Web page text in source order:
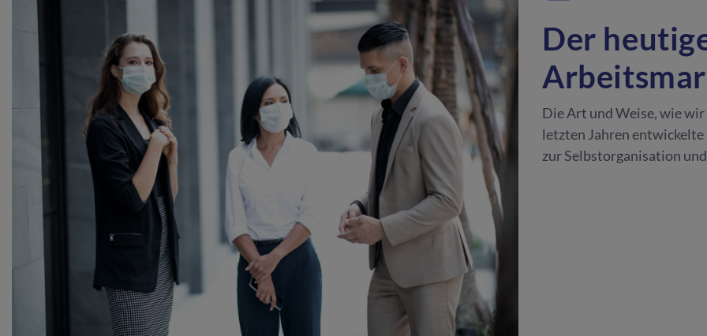
Der
Die Art und Weise, wie
letzten Jahren
zur Selbstorganisation